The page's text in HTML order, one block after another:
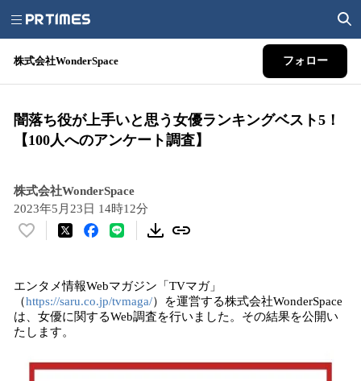
株式会社WonderSpace フォロー
闇落ち役が上手いと思う女優ランキングベスト5！
【100人へのアンケート調査】
株式会社WonderSpace
2023年5月23日 14時12分
い
！
数
を
読
込
エンタメ情報Webマガジン「TVマガ」
（https://saru.co.jp/tvmaga/）を運営する株式会社WonderSpace
は、女優に関するWeb調査を行いました。その結果を公開い
たします。